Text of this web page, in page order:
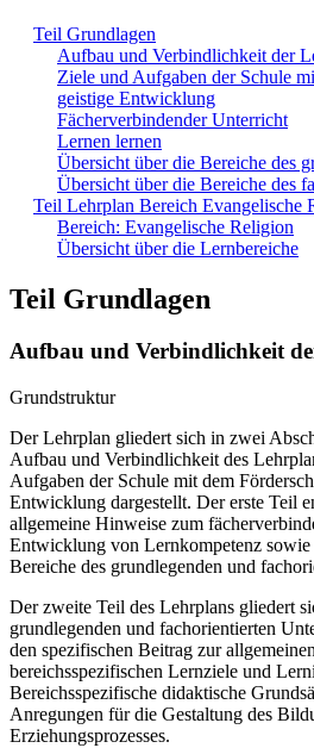
Teil Grundlagen
Aufbau und Verbindlichkeit der
Ziele und Aufgaben der Schule
geistige Entwicklung
Fächerverbindender Unterricht
Lernen lernen
Übersicht über die Bereiche des
Übersicht über die Bereiche des
Teil Lehrplan Bereich Evangelische
Bereich: Evangelische Religion
Übersicht über die Lernbereiche
Teil Grundlagen
Aufbau und Verbindlichkeit
Grundstruktur
Der Lehrplan gliedert sich in zwei
Aufbau und Verbindlichkeit des
Aufgaben der Schule mit dem
Entwicklung dargestellt. Der erste Teil
allgemeine Hinweise zum
Entwicklung von Lernkompetenz
Bereiche des grundlegenden und
Der zweite Teil des Lehrplans gliedert
grundlegenden und fachorientierten
den spezifischen Beitrag zur
bereichsspezifischen Lernziele und
Bereichsspezifische didaktische
Anregungen für die Gestaltung des
Erziehungsprozesses.